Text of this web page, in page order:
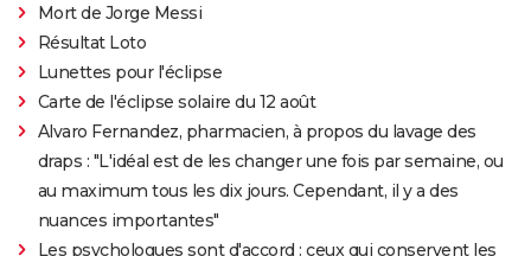
Mort de Jorge Messi
Résultat Loto
Lunettes pour l'éclipse
Carte de l'éclipse solaire du 12 août
Alvaro Fernandez, pharmacien, à propos du lavage des
draps : "L'idéal est de les changer une fois par semaine, ou
au maximum tous les dix jours. Cependant, il y a des
nuances importantes"
Les psychologues sont d'accord : ceux qui conservent les